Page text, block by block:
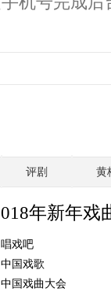
评剧 黄
年新年戏
唱戏吧
中国戏歌
中国戏曲大会